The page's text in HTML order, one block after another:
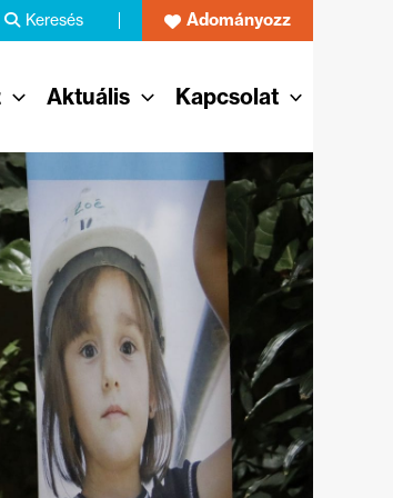
Keresés Adományozz
Aktuális Kapcsolat